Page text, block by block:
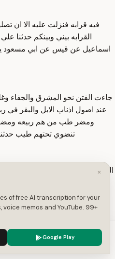
فيه قرابه فنزلت عليه الا ان
القرابه بيني وبينكم حدثنا
اسماعيل عن قيس عن ابي مسعود
جاءت الفتن نحو المشرق والجفاء
عند اصول اذناب الابل والبقر في
ومضر طب من هم ربيعه ومضر
تنضوي تحتهم طيب
الزهري قال اخبرنا اخبرني ابو
الله عنه قال سمعت رسول
والخيلاء في الفدادين اهل الوبر
والحكمه يمانيه
الله مين ابو عبد الله البخاري
عن يمين الكعبه والشام لانها عن
×
of free AI transcription for your
memos and YouTube. 99+
Google Play